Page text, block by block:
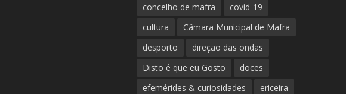
concelho de mafra
covid-19
cultura
Câmara Municipal de Mafra
desporto
direção das ondas
Disto é que eu Gosto
doces
efemérides & curiosidades
ericeira